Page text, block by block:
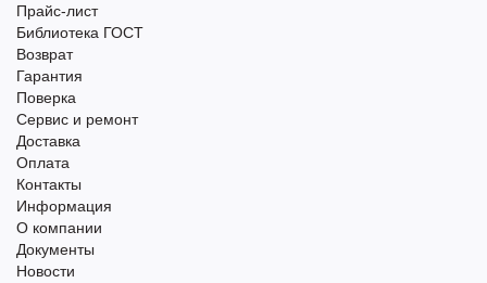
Прайс-лист
Библиотека ГОСТ
Возврат
Гарантия
Поверка
Сервис и ремонт
Доставка
Оплата
Контакты
Информация
О компании
Документы
Новости